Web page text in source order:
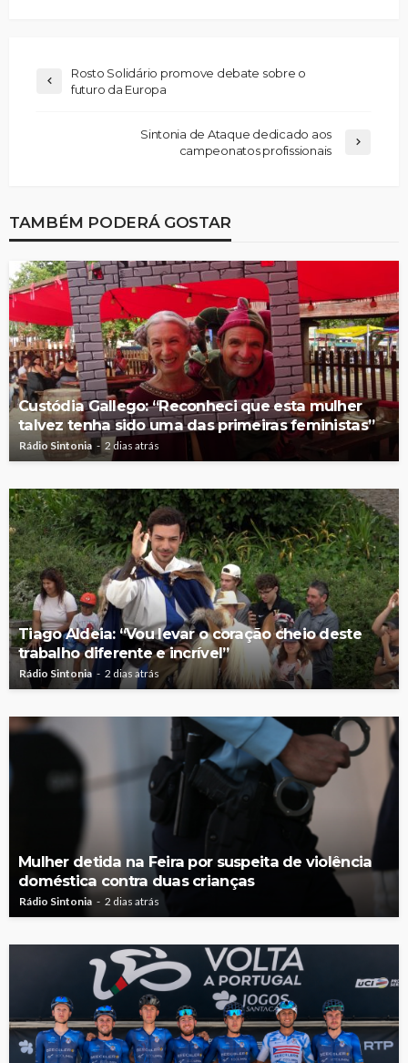
Rosto Solidário promove debate sobre o
futuro da Europa
Sintonia de Ataque dedicado aos
campeonatos profissionais
TAMBÉM PODERÁ GOSTAR
Custódia Gallego: “Reconheci que esta mulher
talvez tenha sido uma das primeiras feministas”
Rádio Sintonia 2 dias atrás
Tiago Aldeia: “Vou levar o coração cheio deste
trabalho diferente e incrível”
Rádio Sintonia 2 dias atrás
Mulher detida na Feira por suspeita de violência
doméstica contra duas crianças
Rádio Sintonia 2 dias atrás